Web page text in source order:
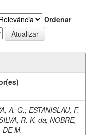
Ordenar
A. G.; ESTANISLAU, F.
R. K. da; NOBRE,
DE M.